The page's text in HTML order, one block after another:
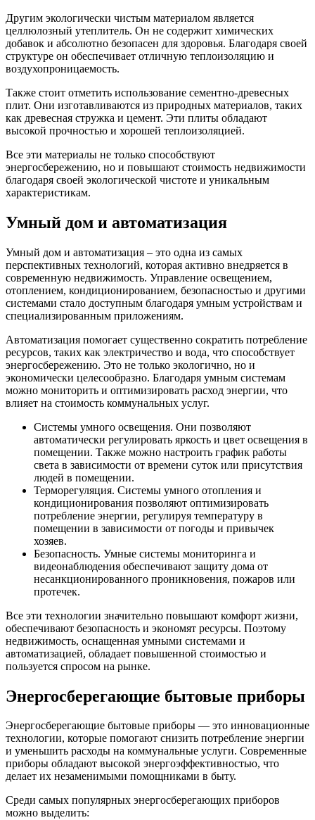
Другим экологически чистым материалом является
целлюлозный утеплитель. Он не содержит химических
добавок и абсолютно безопасен для здоровья. Благодаря своей
структуре он обеспечивает отличную теплоизоляцию и
воздухопроницаемость.
Также стоит отметить использование сементно-древесных
плит. Они изготавливаются из природных материалов, таких
как древесная стружка и цемент. Эти плиты обладают
высокой прочностью и хорошей теплоизоляцией.
Все эти материалы не только способствуют
энергосбережению, но и повышают стоимость недвижимости
благодаря своей экологической чистоте и уникальным
характеристикам.
Умный дом и автоматизация
Умный дом и автоматизация – это одна из самых
перспективных технологий, которая активно внедряется в
современную недвижимость. Управление освещением,
отоплением, кондиционированием, безопасностью и другими
системами стало доступным благодаря умным устройствам и
специализированным приложениям.
Автоматизация помогает существенно сократить потребление
ресурсов, таких как электричество и вода, что способствует
энергосбережению. Это не только экологично, но и
экономически целесообразно. Благодаря умным системам
можно мониторить и оптимизировать расход энергии, что
влияет на стоимость коммунальных услуг.
Системы умного освещения. Они позволяют
автоматически регулировать яркость и цвет освещения в
помещении. Также можно настроить график работы
света в зависимости от времени суток или присутствия
людей в помещении.
Терморегуляция. Системы умного отопления и
кондиционирования позволяют оптимизировать
потребление энергии, регулируя температуру в
помещении в зависимости от погоды и привычек
хозяев.
Безопасность. Умные системы мониторинга и
видеонаблюдения обеспечивают защиту дома от
несанкционированного проникновения, пожаров или
протечек.
Все эти технологии значительно повышают комфорт жизни,
обеспечивают безопасность и экономят ресурсы. Поэтому
недвижимость, оснащенная умными системами и
автоматизацией, обладает повышенной стоимостью и
пользуется спросом на рынке.
Энергосберегающие бытовые приборы
Энергосберегающие бытовые приборы — это инновационные
технологии, которые помогают снизить потребление энергии
и уменьшить расходы на коммунальные услуги. Современные
приборы обладают высокой энергоэффективностью, что
делает их незаменимыми помощниками в быту.
Среди самых популярных энергосберегающих приборов
можно выделить: